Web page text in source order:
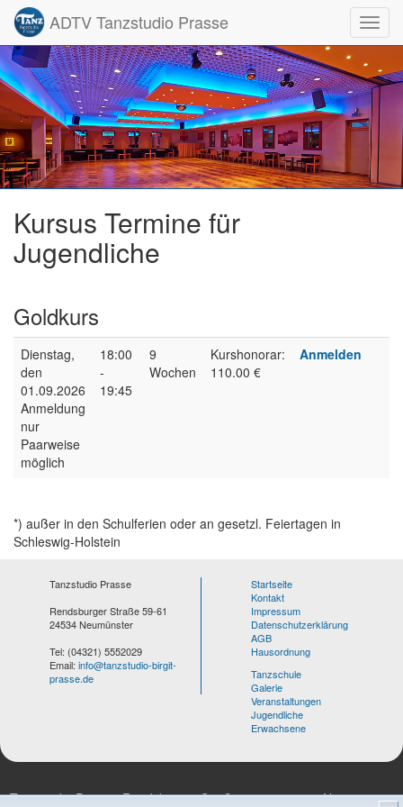
ADTV Tanzstudio Prasse
Kursus Termine für
Jugendliche
Goldkurs
Dienstag,
den
01.09.2026
Anmeldung
nur
Paarweise
möglich
18:00
-
19:45
9
Wochen
Kurshonorar:
110.00 €
Anmelden
*) außer in den Schulferien oder an gesetzl. Feiertagen in
Schleswig-Holstein
Tanzstudio Prasse
Rendsburger Straße 59-61
24534 Neumünster
Tel: (04321) 5552029
Email: info@tanzstudio-birgit-
prasse.de
Startseite
Kontakt
Impressum
Datenschutzerklärung
AGB
Hausordnung
Tanzschule
Galerie
Veranstaltungen
Jugendliche
Erwachsene
Tanzstudio Prasse, Rendsburger Straße 59-61, 24534 Neumünster